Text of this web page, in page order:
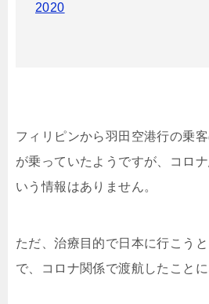
2020
フィリピンから羽田空港行の乗
が乗っていたようですが、コロ
いう情報はありません。
ただ、治療目的で日本に行こう
で、コロナ関係で渡航したことに